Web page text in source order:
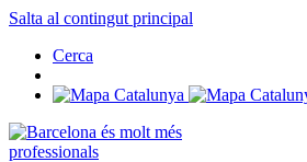
Salta al contingut principal
Cerca
professionals